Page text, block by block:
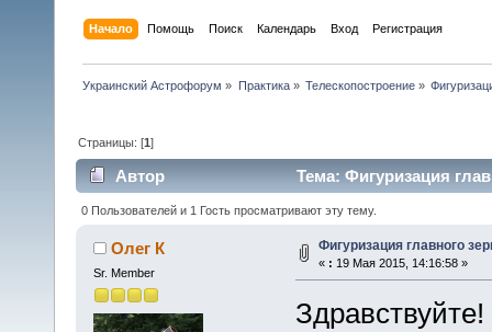
Начало Помощь Поиск Календарь Вход Регистрация
Украинский Астрофорум » Практика» Телескопостроение»
Страницы: [1]
Автор Тема: Фигуризация
0 Пользователей и 1 Гость просматривают эту тему.
Олег К
Sr. Member
Фигуризация главного
« : 19 Мая 2015, 14:16:58 »
Здравствуйте!